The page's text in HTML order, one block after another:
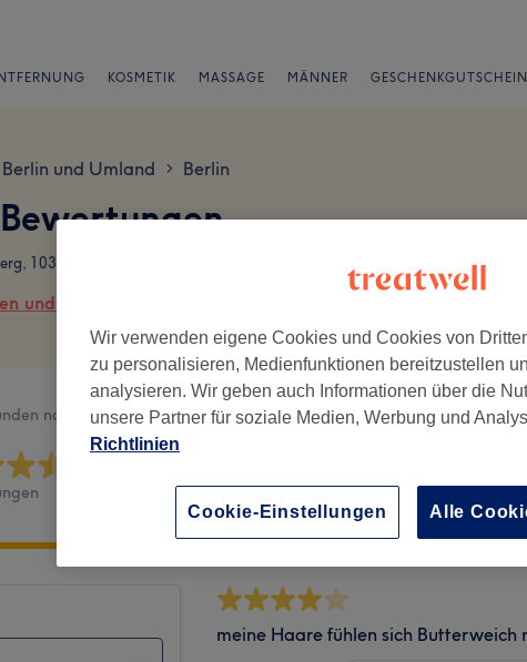
KOSMETIK MASSAGE MÄNNER GESCHENKGUTSCHEIN
Berlin und Umland > Berlin
10369 Berlin
und online buchen
nach ihrem Besuch geschrieben.
Sauberkeit
meine Haare fühlen sich Butterweich
Wir verwenden eigene Cookies und Cookies von
zu personalisieren, Medienfunktionen bereitzustellen
analysieren. Wir geben auch Informationen über die
unsere Partner für soziale Medien, Werbung und
Richtlinien
Cookie-Einstellungen Alle